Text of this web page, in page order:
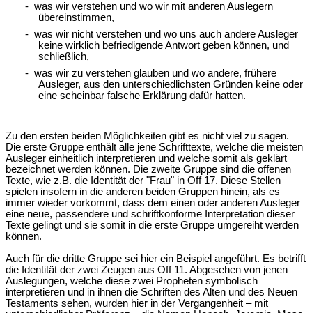
- was wir verstehen und wo wir mit anderen Auslegern
übereinstimmen,
- was wir nicht verstehen und wo uns auch andere Ausleger
keine wirklich befriedigende Antwort geben können, und
schließlich,
- was wir zu verstehen glauben und wo andere, frühere
Ausleger, aus den unterschiedlichsten Gründen keine oder
eine scheinbar falsche Erklärung dafür hatten.
Zu den ersten beiden Möglichkeiten gibt es nicht viel zu sagen.
Die erste Gruppe enthält alle jene Schrifttexte, welche die meisten
Ausleger einheitlich interpretieren und welche somit als geklärt
bezeichnet werden können. Die zweite Gruppe sind die offenen
Texte, wie z.B. die Identität der "Frau" in Off 17. Diese Stellen
spielen insofern in die anderen beiden Gruppen hinein, als es
immer wieder vorkommt, dass dem einen oder anderen Ausleger
eine neue, passendere und schriftkonforme Interpretation dieser
Texte gelingt und sie somit in die erste Gruppe umgereiht werden
können.
Auch für die dritte Gruppe sei hier ein Beispiel angeführt. Es betrifft
die Identität der zwei Zeugen aus Off 11. Abgesehen von jenen
Auslegungen, welche diese zwei Propheten symbolisch
interpretieren und in ihnen die Schriften des Alten und des Neuen
Testaments sehen, wurden hier in der Vergangenheit – mit